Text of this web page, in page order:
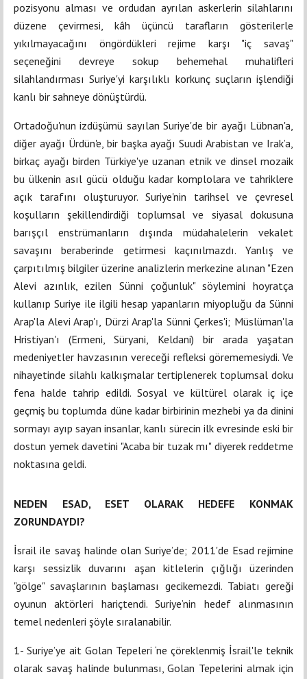
pozisyonu alması ve ordudan ayrılan askerlerin silahlarını
düzene çevirmesi, kâh üçüncü tarafların gösterilerle
yıkılmayacağını öngördükleri rejime karşı "iç savaş"
seçeneğini devreye sokup behemehal muhalifleri
silahlandırması Suriye'yi karşılıklı korkunç suçların işlendiği
kanlı bir sahneye dönüştürdü.
Ortadoğu'nun izdüşümü sayılan Suriye'de bir ayağı Lübnan'a,
diğer ayağı Ürdün'e, bir başka ayağı Suudi Arabistan ve Irak’a,
birkaç ayağı birden Türkiye'ye uzanan etnik ve dinsel mozaik
bu ülkenin asıl gücü olduğu kadar komplolara ve tahriklere
açık tarafını oluşturuyor. Suriye'nin tarihsel ve çevresel
koşulların şekillendirdiği toplumsal ve siyasal dokusuna
barışçıl enstrümanların dışında müdahalelerin vekalet
savaşını beraberinde getirmesi kaçınılmazdı. Yanlış ve
çarpıtılmış bilgiler üzerine analizlerin merkezine alınan "Ezen
Alevi azınlık, ezilen Sünni çoğunluk" söylemini hoyratça
kullanıp Suriye ile ilgili hesap yapanların miyopluğu da Sünni
Arap'la Alevi Arap'ı, Dürzi Arap'la Sünni Çerkes'i; Müslüman'la
Hristiyan'ı (Ermeni, Süryani, Keldani) bir arada yaşatan
medeniyetler havzasının vereceği refleksi görememesiydi. Ve
nihayetinde silahlı kalkışmalar tertiplenerek toplumsal doku
fena halde tahrip edildi. Sosyal ve kültürel olarak iç içe
geçmiş bu toplumda düne kadar birbirinin mezhebi ya da dinini
sormayı ayıp sayan insanlar, kanlı sürecin ilk evresinde eski bir
dostun yemek davetini "Acaba bir tuzak mı" diyerek reddetme
noktasına geldi.
NEDEN ESAD, ESET OLARAK HEDEFE KONMAK
ZORUNDAYDI?
İsrail ile savaş halinde olan Suriye’de; 2011'de Esad rejimine
karşı sessizlik duvarını aşan kitlelerin çığlığı üzerinden
"gölge" savaşlarının başlaması gecikemezdi. Tabiatı gereği
oyunun aktörleri hariçtendi. Suriye’nin hedef alınmasının
temel nedenleri şöyle sıralanabilir.
1- Suriye’ye ait Golan Tepeleri ‘ne çöreklenmiş İsrail'le teknik
olarak savaş halinde bulunması, Golan Tepelerini almak için